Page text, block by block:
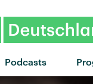
Podcasts